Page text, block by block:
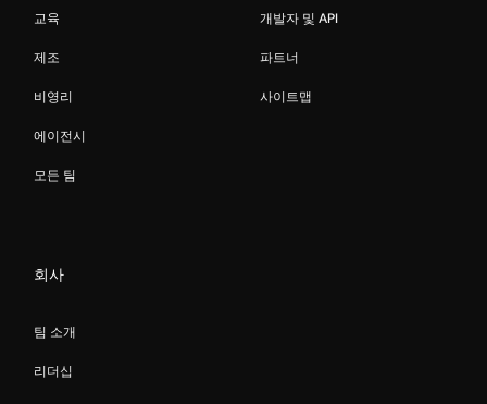
교육
제조
비영리
에이전시
모든 팀
개발자 및 API
파트너
사이트맵
회사
팀 소개
리더십